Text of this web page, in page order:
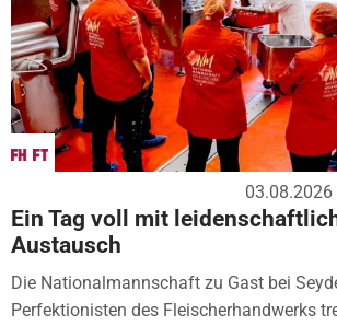
03.08.2026
Ein Tag voll mit
Austausch
Die Nationalmannschaft zu Gast bei
Perfektionisten des Fleischerhandwerks